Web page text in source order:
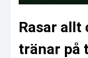
Rasar allt
tränar på